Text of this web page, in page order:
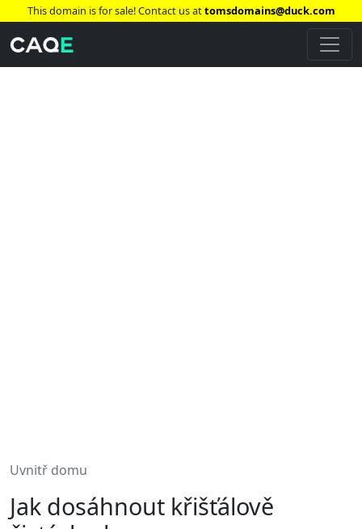
This domain is for sale! Contact us attomsdomains@duck.com
Uvnitř domu
Jak dosáhnout křišťálově